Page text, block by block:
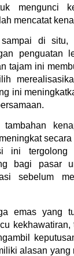
mengunci
mencatat
di situ,
penguatan
tajam ini
ini
tambahan
ini tergolong
bagi pasar
sebelum
emas yang
alasan yang